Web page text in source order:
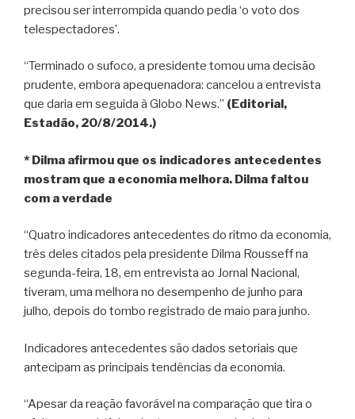
precisou ser interrompida quando pedia ‘o voto dos
telespectadores’.
“Terminado o sufoco, a presidente tomou uma decisão
prudente, embora apequenadora: cancelou a entrevista
que daria em seguida à Globo News.” (Editorial,
Estadão, 20/8/2014.)
* Dilma afirmou que os indicadores antecedentes
mostram que a economia melhora. Dilma faltou
com a verdade
“Quatro indicadores antecedentes do ritmo da economia,
três deles citados pela presidente Dilma Rousseff na
segunda-feira, 18, em entrevista ao Jornal Nacional,
tiveram, uma melhora no desempenho de junho para
julho, depois do tombo registrado de maio para junho.
Indicadores antecedentes são dados setoriais que
antecipam as principais tendências da economia.
“Apesar da reação favorável na comparação que tira o